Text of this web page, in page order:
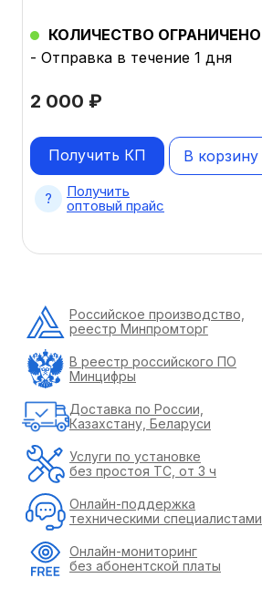
2 000 ₽
КОЛИЧЕСТВО ОГРАНИЧЕНО
- Отправка в течение 1 дня
В корзину
Получить КП
Получить
оптовый прайс
Российское производство,
реестр Минпромторг
В реестр российского ПО
Минцифры
Доставка по России,
Казахстану, Беларуси
Услуги по установке
без простоя ТС, от 3 ч
Онлайн-поддержка
техническими специалистами
Онлайн-мониторинг
без абонентской платы